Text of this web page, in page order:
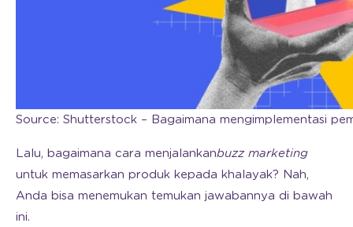
Source: Shutterstock – Bagaimana mengimplementasi
Lalu, bagaimana cara menjalankanbuzz marketing
untuk memasarkan produk kepada khalayak? Nah,
Anda bisa menemukan temukan jawabannya di bawah
ini.